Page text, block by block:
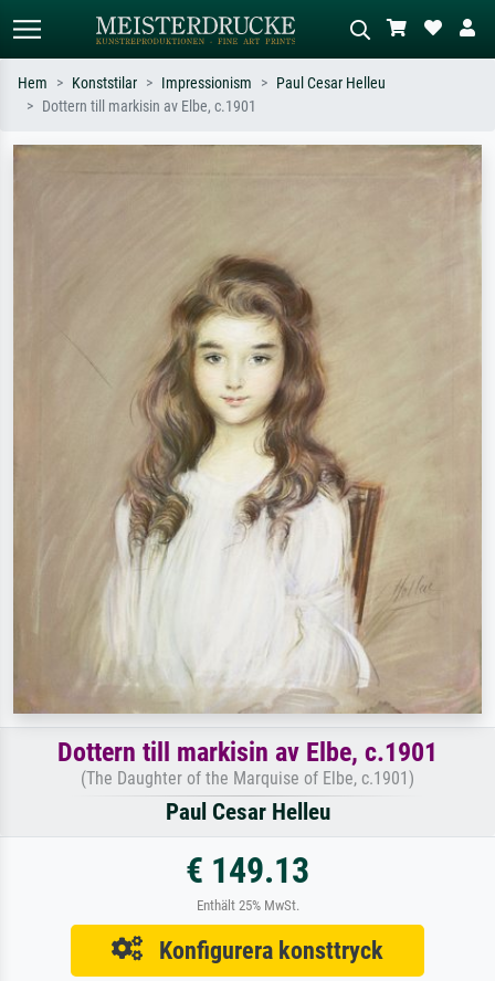
Beskriv scenen – t.ex. grön äng,
Hem Konststilar Impressionism
Paul Cesar Helleu
Dottern till markisin av Elbe, c.1901
Dottern till markisin av Elbe, c.1901
(The Daughter of the Marquise of Elbe, c.1901)
Paul Cesar Helleu
€ 149.13
Enthält 25% MwSt.
Konfigurera konsttryck